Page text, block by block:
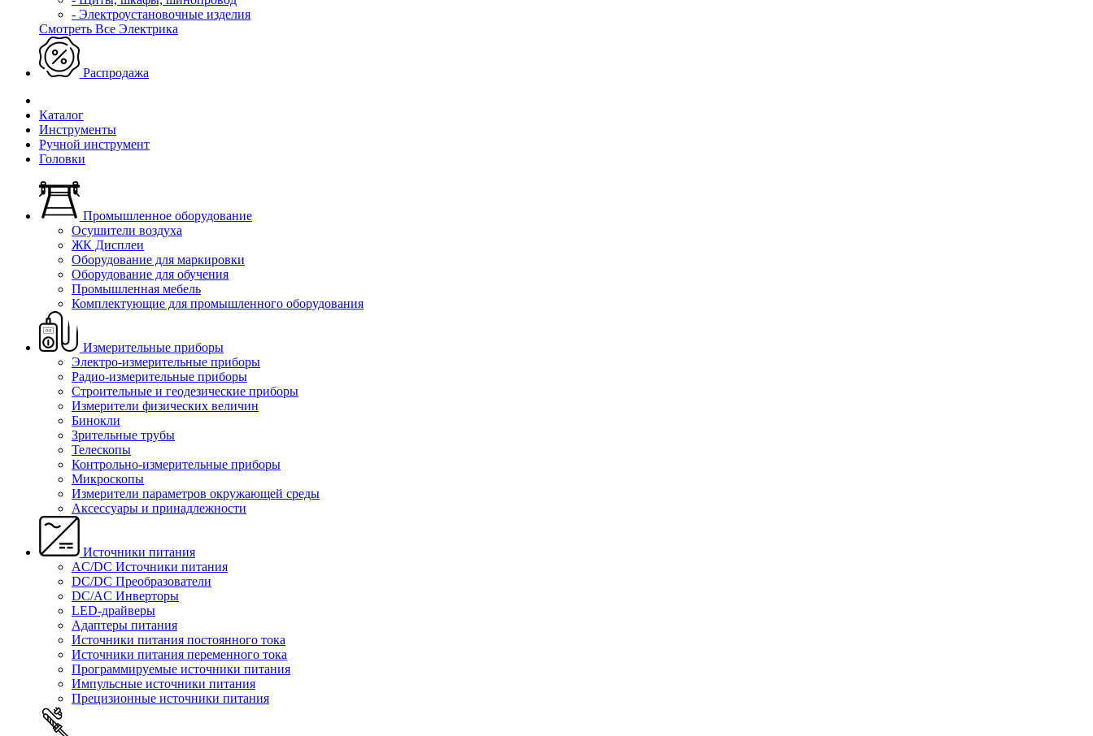
- Электроустановочные изделия
Смотреть Все Электрика
Распродажа
Каталог
Инструменты
Ручной инструмент
Головки
Промышленное оборудование
Осушители воздуха
ЖК Дисплеи
Оборудование для маркировки
Оборудование для обучения
Промышленная мебель
Комплектующие для промышленного оборудования
Измерительные приборы
Электро-измерительные приборы
Радио-измерительные приборы
Строительные и геодезические приборы
Измерители физических величин
Бинокли
Зрительные трубы
Телескопы
Контрольно-измерительные приборы
Микроскопы
Измерители параметров окружающей среды
Аксессуары и принадлежности
Источники питания
AC/DC Источники питания
DC/DC Преобразователи
DC/AC Инверторы
LED-драйверы
Адаптеры питания
Источники питания постоянного тока
Источники питания переменного тока
Программируемые источники питания
Импульсные источники питания
Прецизионные источники питания